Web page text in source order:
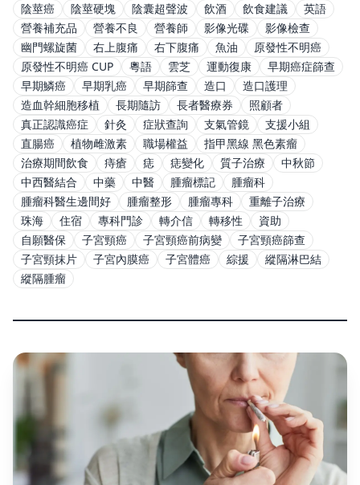
陰莖癌
陰莖硬塊 陰囊超聲波 飲酒 飲食建議
英語
營養補充品
營養不良 營養師 影像光碟
影像檢查
幽門螺旋菌
右上腹痛 右下腹痛 魚油
原發性不明癌
原發性不明癌 CUP
粵語 雲芝 運動復康
早期癌症篩查
早期鱗癌
早期乳癌 早期篩查 造口
造口護理
造血幹細胞移植
長期隨訪 長者醫療券
照顧者
真正認識癌症
針灸 症狀查詢 支氣管鏡
支援小組
直腸癌
植物雌激素 職場權益
指甲黑線 黑色素瘤
治療期間飲食
痔瘡 痣 痣變化 質子治療
中秋節
中西醫結合
中藥 中醫 腫瘤標記
腫瘤科
腫瘤科醫生邊間好
腫瘤整形 腫瘤專科
重離子治療
珠海
住宿 專科門診 轉介信 轉移性
資助
自願醫保
子宮頸癌 子宮頸癌前病變
子宮頸癌篩查
子宮頸抹片
子宮內膜癌 子宮體癌 綜援
縱隔淋巴結
縱隔腫瘤